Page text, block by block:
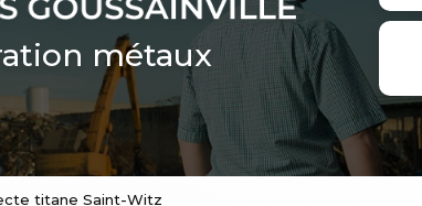
métaux
titane Saint-Witz